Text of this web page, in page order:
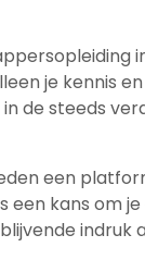
je kennis
de steeds
een
een kans om